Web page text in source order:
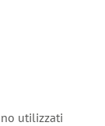
utilizzati